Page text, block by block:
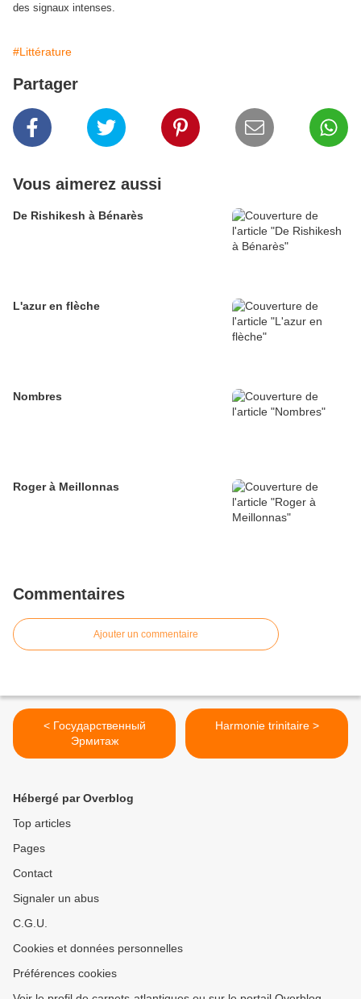
des signaux intenses.
#Littérature
Partager
Vous aimerez aussi
De Rishikesh à Bénarès
L'azur en flèche
Nombres
Roger à Meillonnas
Commentaires
Ajouter un commentaire
< Государственный
Эрмитаж
Harmonie trinitaire >
Hébergé par Overblog
Top articles
Pages
Contact
Signaler un abus
C.G.U.
Cookies et données personnelles
Préférences cookies